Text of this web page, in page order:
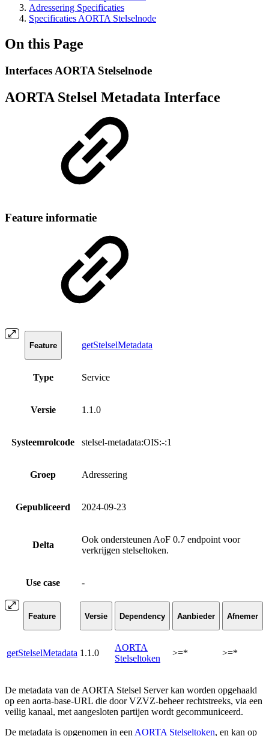
Adressering Specificaties
Specificaties AORTA Stelselnode
On this Page
Interfaces AORTA Stelselnode
AORTA Stelsel Metadata Interface
Feature informatie
Feature getStelselMetadata
Type Service
Versie 1.1.0
Systeemrolcode stelsel-metadata:OIS:-:1
Groep Adressering
Gepubliceerd 2024-09-23
Delta
Ook ondersteunen AoF 0.7 endpoint voor
verkrijgen stelseltoken.
Use case -
Feature Versie Dependency Aanbieder Afnemer
getStelselMetadata 1.1.0
AORTA
Stelseltoken
>=* >=*
De metadata van de AORTA Stelsel Server kan worden opgehaald
op een aorta-base-URL die door VZVZ-beheer rechtstreeks, via een
veilig kanaal, met aangesloten partijen wordt gecommuniceerd.
De metadata is opgenomen in een AORTA Stelseltoken, en kan op